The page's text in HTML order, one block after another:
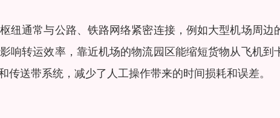
纽通常与公路、铁路网络紧密连接，例如大型机场周边
响转运效率，靠近机场的物流园区能缩短货物从飞机到
送带系统，减少了人工操作带来的时间损耗和误差。